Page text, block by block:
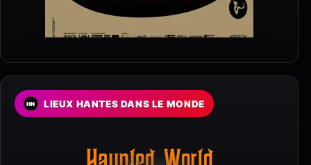
LIEUX HANTES DANS LE MONDE